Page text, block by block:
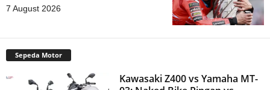
7 August 2026
Sepeda Motor
Kawasaki Z400 vs Yamaha MT-